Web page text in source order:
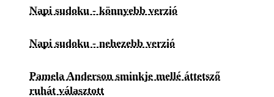
Napi sudoku - könnyebb verzió
Napi sudoku - nehezebb verzió
Pamela Anderson sminkje mellé áttetsző
ruhát választott